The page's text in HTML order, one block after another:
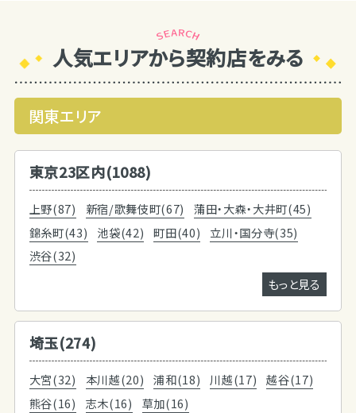
人気エリアから契約店をみる
関東エリア
東京23区内(1088)
上野(87) 新宿/歌舞伎町(67)
蒲田・大森・大井町(45)
錦糸町(43)
池袋(42) 町田(40)
立川・国分寺(35)
渋谷(32)
もっと見る
埼玉(274)
大宮(32) 本川越(20) 浦和(18) 川越(17)
越谷(17)
熊谷(16)
志木(16)
草加(16)